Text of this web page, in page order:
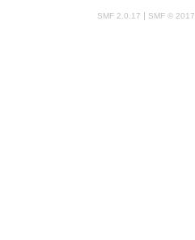
SMF 2.0.17 | SMF © 2017